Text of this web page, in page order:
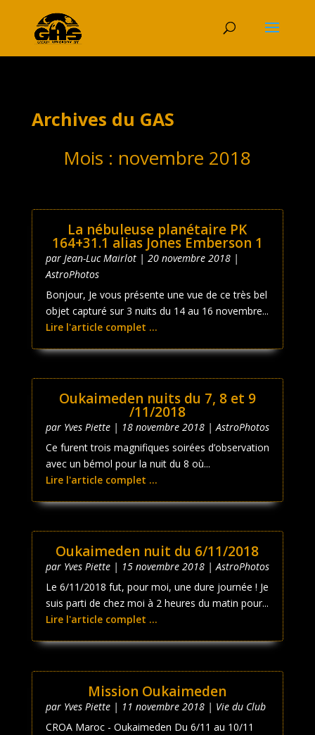
Archives du GAS
Mois : novembre 2018
La nébuleuse planétaire PK
164+31.1 alias Jones Emberson 1
par Jean-Luc Mairlot| 20 novembre 2018|
AstroPhotos
Bonjour, Je vous présente une vue de ce très bel
objet capturé sur 3 nuits du 14 au 16 novembre...
Lire l'article complet ...
Oukaimeden nuits du 7, 8 et 9
/11/2018
par Yves Piette| 18 novembre 2018|AstroPhotos
Ce furent trois magnifiques soirées d’observation
avec un bémol pour la nuit du 8 où...
Lire l'article complet ...
Oukaimeden nuit du 6/11/2018
par Yves Piette| 15 novembre 2018|AstroPhotos
Le 6/11/2018 fut, pour moi, une dure journée ! Je
suis parti de chez moi à 2 heures du matin pour...
Lire l'article complet ...
Mission Oukaimeden
par Yves Piette| 11 novembre 2018| Vie du Club
CROA Maroc - Oukaimeden Du 6/11 au 10/11